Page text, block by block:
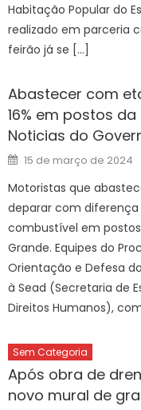
Habitação Popular do
realizado em parceria
feirão já se […]
Abastecer com
16% em postos
Noticias do
Posted
on
15 de março de 2024
Motoristas que
deparar com diferença
combustível em
Grande. Equipes do
Orientação e Defesa
à Sead (Secretaria de
Direitos Humanos),
Sem Categoria
Após obra de
novo mural de